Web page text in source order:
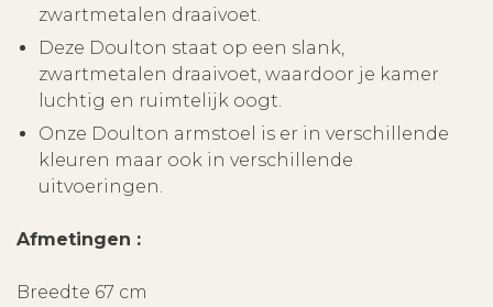
zwartmetalen draaivoet.
Deze Doulton staat op een slank,
zwartmetalen draaivoet, waardoor je kamer
luchtig en ruimtelijk oogt.
Onze Doulton armstoel is er in verschillende
kleuren maar ook in verschillende
uitvoeringen.
Afmetingen :
Breedte 67 cm